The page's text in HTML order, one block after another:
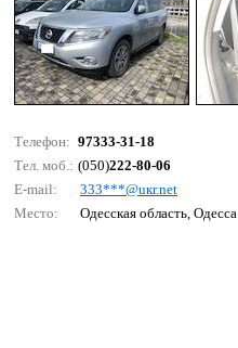
Телефон: 97333-31-18
Тел. моб.: (050)222-80-06
E-mail:
333***@uкr.nеt
Место:
Одесская область, Одесса